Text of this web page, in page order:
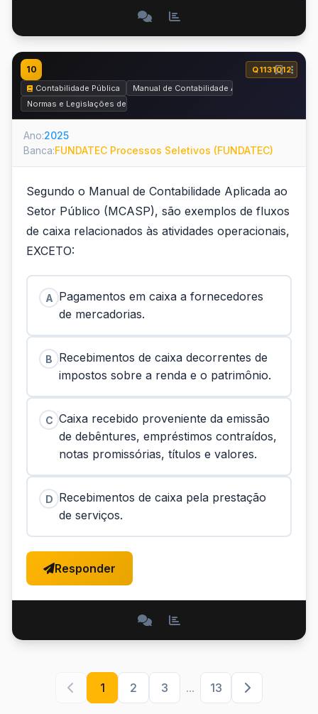
10
Q1131012
Contabilidade Pública
Manual de Contabilidade Aplicada ao Setor
Normas e Legislações de Contabilidade Pública
Ano:2025
Banca:FUNDATEC Processos Seletivos (FUNDATEC)
Segundo o Manual de Contabilidade Aplicada ao
Setor Público (MCASP), são exemplos de fluxos
de caixa relacionados às atividades operacionais,
EXCETO:
A Pagamentos em caixa a fornecedores
de mercadorias.
B
Recebimentos de caixa decorrentes de
impostos sobre a renda e o patrimônio.
C Caixa recebido proveniente da emissão
de debêntures, empréstimos contraídos,
notas promissórias, títulos e valores.
D Recebimentos de caixa pela prestação
de serviços.
Responder
1 2 3 ... 13